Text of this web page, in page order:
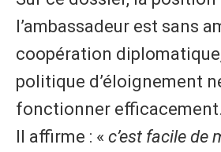
l’ambassadeur est sans
coopération
politique d’éloignement
fonctionner efficacement.
Il affirme : « c’est facile de